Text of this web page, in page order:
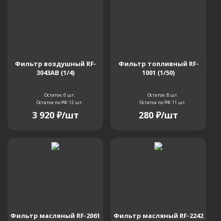
SK25SR-2 SK260 SK260-9
SK260LC-8 SK270LC SK290-6
SK30UR-3 SK310 Mark III
Фильтр воздушный RF-
3043AB (1/4)
Остаток: 0 шт.
Остаток по РФ: 12 шт.
3 920₽/шт
Фильтр топливный RF-
1001 (1/50)
Остаток: 8шт.
Остаток по РФ: 11 шт.
280 ₽/шт
Фильтр масляный RF-2061
Фильтр масляный RF-2242